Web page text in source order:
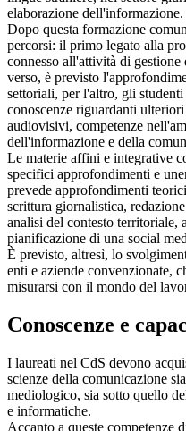
elaborazione dell'informazione.
Dopo questa formazione
percorsi: il primo legato alla
connesso all'attività di
verso, è previsto
settoriali, per l'altro, gli
conoscenze riguardanti
audiovisivi, competenze
dell'informazione e della
Le materie affini e integrative
specifici approfondimenti e
prevede approfondimenti
scrittura giornalistica,
analisi del contesto territoriale,
pianificazione di una social
È previsto, altresì, lo
enti e aziende convenzionate,
misurarsi con il mondo del
Conoscenze e
I laureati nel CdS devono
scienze della comunicazione
mediologico, sia sotto quello
e informatiche.
Accanto a queste competenze